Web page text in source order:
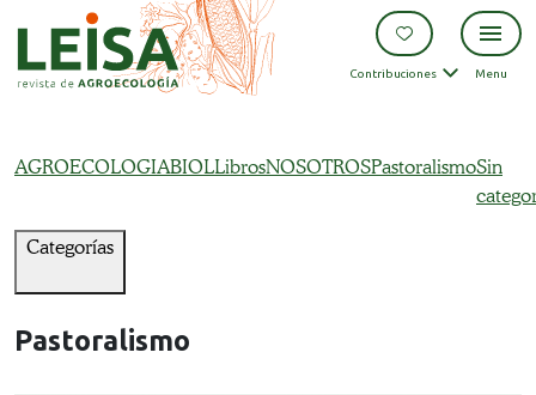
Contribuciones Menu
AGROECOLOGIABIOLLibrosNOSOTROSPastoralismoSin
Categorías
Pastoralismo